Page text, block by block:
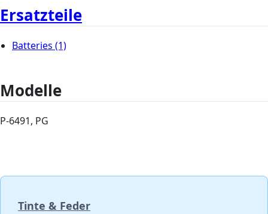
Ersatzteile
Batteries (1)
Modelle
P-6491, PG
Tinte & Feder